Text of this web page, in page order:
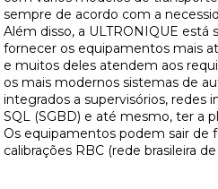
sempre de acordo com a
Além disso, a ULTRONIQUE está
fornecer os equipamentos mais
e muitos deles atendem aos
os mais modernos sistemas de
integrados a supervisórios, redes
SQL (SGBD) e até mesmo, ter a
Os equipamentos podem sair de
calibrações RBC (rede brasileira